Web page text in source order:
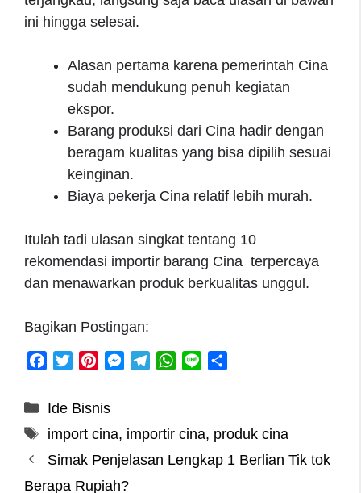
ini hingga selesai.
Alasan pertama karena pemerintah Cina
sudah mendukung penuh kegiatan
ekspor.
Barang produksi dari Cina hadir dengan
beragam kualitas yang bisa dipilih sesuai
keinginan.
Biaya pekerja Cina relatif lebih murah.
Itulah tadi ulasan singkat tentang 10
rekomendasi importir barang Cina terpercaya
dan menawarkan produk berkualitas unggul.
Bagikan Postingan:
b
o
t
e
e
r
M
e
n
g
r
W
s
A
e
Categories
Ide Bisnis
Tags
import cina, importir cina, produk cina
Simak Penjelasan Lengkap 1 Berlian Tik tok
Berapa Rupiah?